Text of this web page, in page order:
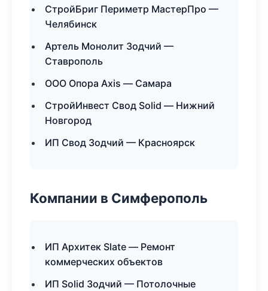
СтройБриг Периметр МастерПро —
Челябинск
Артель Монолит Зодчий —
Ставрополь
ООО Опора Axis — Самара
СтройИнвест Свод Solid — Нижний
Новгород
ИП Свод Зодчий — Красноярск
Компании в Симферополь
ИП Архитек Slate — Ремонт
коммерческих объектов
ИП Solid Зодчий — Потолочные